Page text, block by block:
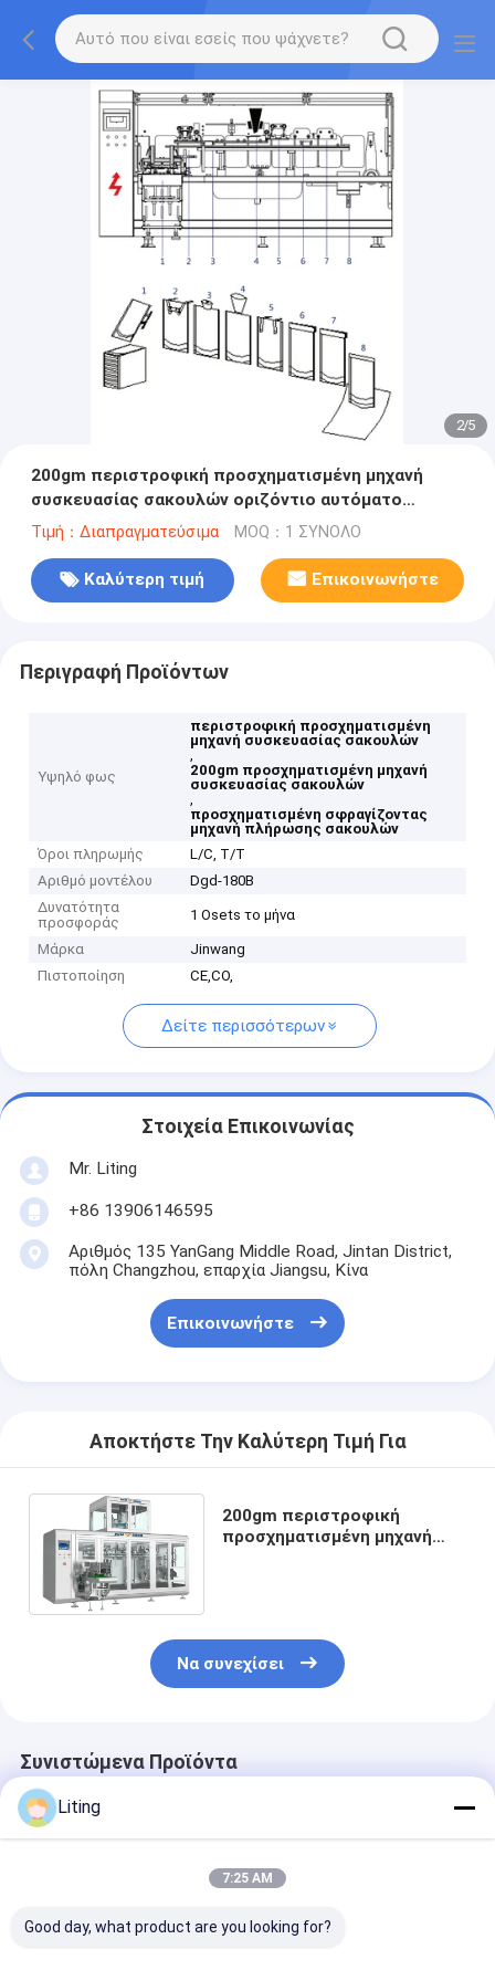
2/5
200gm περιστροφική προσχηματισμένη μηχανή
συσκευασίας σακουλών οριζόντιο αυτόματο
50bags λ.
Τιμή：Διαπραγματεύσιμα MOQ：1 ΣΥΝΟΛΟ
Καλύτερη τιμή Επικοινωνήστε
Περιγραφή Προϊόντων
Υψηλό φως
περιστροφική προσχηματισμένη
μηχανή συσκευασίας σακουλών
,
200gm προσχηματισμένη μηχανή
συσκευασίας σακουλών
,
προσχηματισμένη σφραγίζοντας
μηχανή πλήρωσης σακουλών
Όροι πληρωμής
L/C, T/T
Αριθμό μοντέλου
Dgd-180B
Δυνατότητα
προσφοράς
1 Osets το μήνα
Μάρκα
Jinwang
Πιστοποίηση
CE,CO,
Δείτε περισσότερων
Στοιχεία Επικοινωνίας
Mr. Liting
+86 13906146595
Αριθμός 135 YanGang Middle Road, Jintan District,
πόλη Changzhou, επαρχία Jiangsu, Κίνα
Επικοινωνήστε
Αποκτήστε Την Καλύτερη Τιμή Για
200gm περιστροφική
προσχηματισμένη μηχανή
Να συνεχίσει
Συνιστώμενα Προϊόντα
Liting
7:25 AM
Good day, what product are you looking for?